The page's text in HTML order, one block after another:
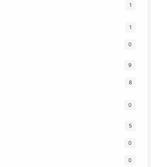
1
1
0
9
8
0
5
0
0